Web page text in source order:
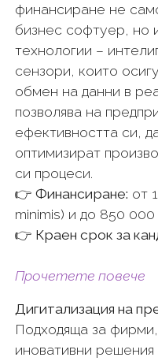
финансиране не
бизнес софтуер, но
технологии –
сензори, които
обмен на данни в
позволява на
ефективността си,
оптимизират
си процеси.
👉 Финансиране: от
minimis) и до 850
👉 Краен срок за
Прочетете повече
Дигитализация на
Подходяща за
иновативни решения